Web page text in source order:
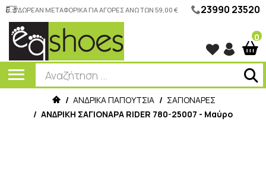
ΔΩΡΕΑΝ ΜΕΤΑΦΟΡΙΚΑ ΓΙΑ ΑΓΟΡΕΣ ΑΝΩ ΤΩΝ 59,00 € 23990 23520
0
/ ΑΝΔΡΙΚΑ ΠΑΠΟΥΤΣΙΑ / ΣΑΓΙΟΝΑΡΕΣ
/ ΑΝΔΡΙΚΗ ΣΑΓΙΟΝΑΡΑ RIDER 780-25007 - Μαύρο